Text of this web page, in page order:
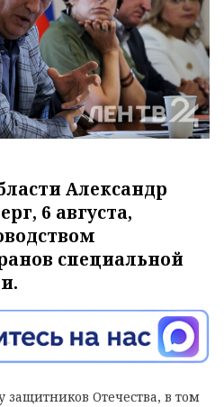
Александр
6 августа,
специальной
Отечества, в том